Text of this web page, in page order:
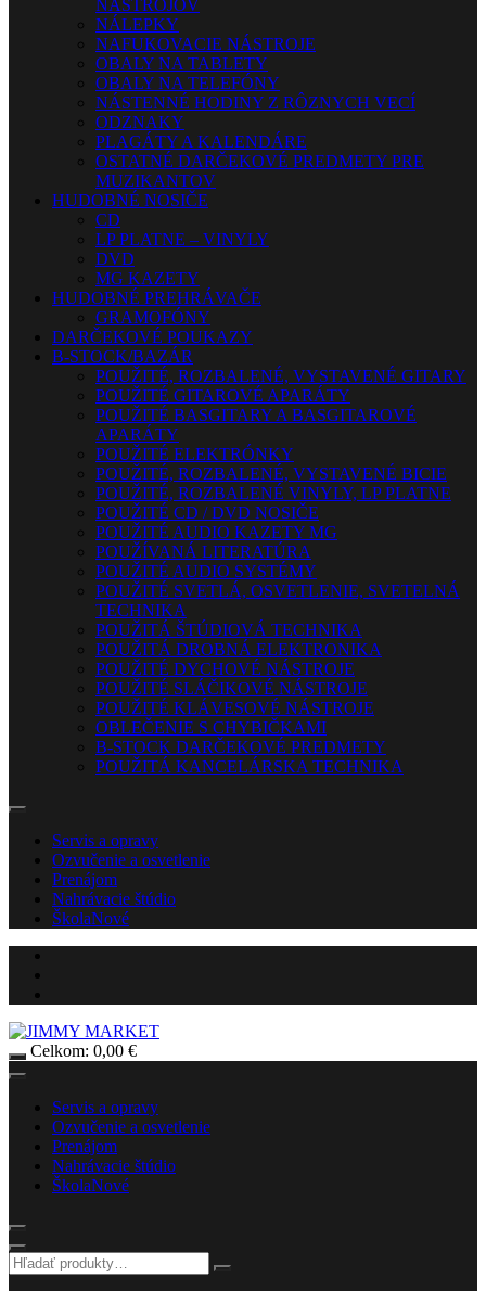
NÁSTROJOV
NÁLEPKY
NAFUKOVACIE NÁSTROJE
OBALY NA TABLETY
OBALY NA TELEFÓNY
NÁSTENNÉ HODINY Z RÔZNYCH VECÍ
ODZNAKY
PLAGÁTY A KALENDÁRE
OSTATNÉ DARČEKOVÉ PREDMETY PRE
MUZIKANTOV
HUDOBNÉ NOSIČE
CD
LP PLATNE – VINYLY
DVD
MG KAZETY
HUDOBNÉ PREHRÁVAČE
GRAMOFÓNY
DARČEKOVÉ POUKAZY
B-STOCK/BAZÁR
POUŽITÉ, ROZBALENÉ, VYSTAVENÉ GITARY
POUŽITÉ GITAROVÉ APARÁTY
POUŽITÉ BASGITARY A BASGITAROVÉ
APARÁTY
POUŽITÉ ELEKTRÓNKY
POUŽITÉ, ROZBALENÉ, VYSTAVENÉ BICIE
POUŽITÉ, ROZBALENÉ VINYLY, LP PLATNE
POUŽITÉ CD / DVD NOSIČE
POUŽITÉ AUDIO KAZETY MG
POUŽÍVANÁ LITERATÚRA
POUŽITÉ AUDIO SYSTÉMY
POUŽITÉ SVETLÁ, OSVETLENIE, SVETELNÁ
TECHNIKA
POUŽITÁ ŠTÚDIOVÁ TECHNIKA
POUŽITÁ DROBNÁ ELEKTRONIKA
POUŽITÉ DYCHOVÉ NÁSTROJE
POUŽITÉ SLÁČIKOVÉ NÁSTROJE
POUŽITÉ KLÁVESOVÉ NÁSTROJE
OBLEČENIE S CHYBIČKAMI
B-STOCK DARČEKOVÉ PREDMETY
POUŽITÁ KANCELÁRSKA TECHNIKA
Servis a opravy
Ozvučenie a osvetlenie
Prenájom
Nahrávacie štúdio
ŠkolaNové
Celkom: 0,00 €
Servis a opravy
Ozvučenie a osvetlenie
Prenájom
Nahrávacie štúdio
ŠkolaNové